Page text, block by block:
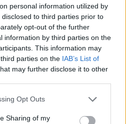
personal information utilized by
to third parties prior to
opt-out of the further
information by third parties on the
This information may
parties on the IAB’s List of
may further disclose it to other
app uses one or more Google
behaviour. You may click to
Opt Outs
Sharing of my
φέρνει μαζί του.«Τα
–δεν θέλω να λέω ψέματα.
την Κρήτη, θα το πω. Μου
από το νησί, όπως
Έχουμε συγκεκριμένους